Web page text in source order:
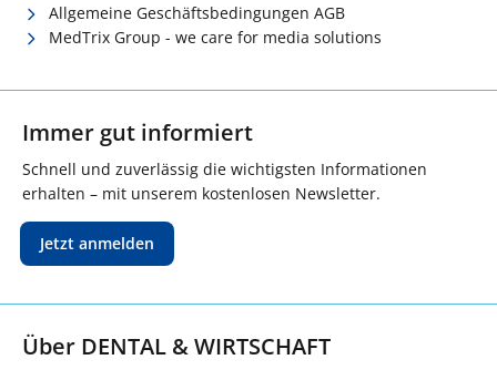
Allgemeine Geschäftsbedingungen AGB
MedTrix Group - we care for media solutions
Immer gut informiert
Schnell und zuverlässig die wichtigsten Informationen
erhalten – mit unserem kostenlosen Newsletter.
Jetzt anmelden
Über DENTAL & WIRTSCHAFT